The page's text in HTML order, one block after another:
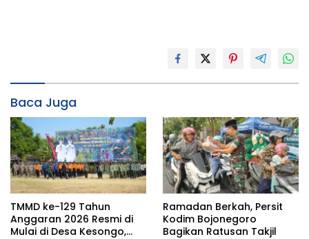
Baca Juga
TMMD ke-129 Tahun
Anggaran 2026 Resmi di
Mulai di Desa Kesongo,
Ramadan Berkah, Persit
Kodim Bojonegoro
Bagikan Ratusan Takjil